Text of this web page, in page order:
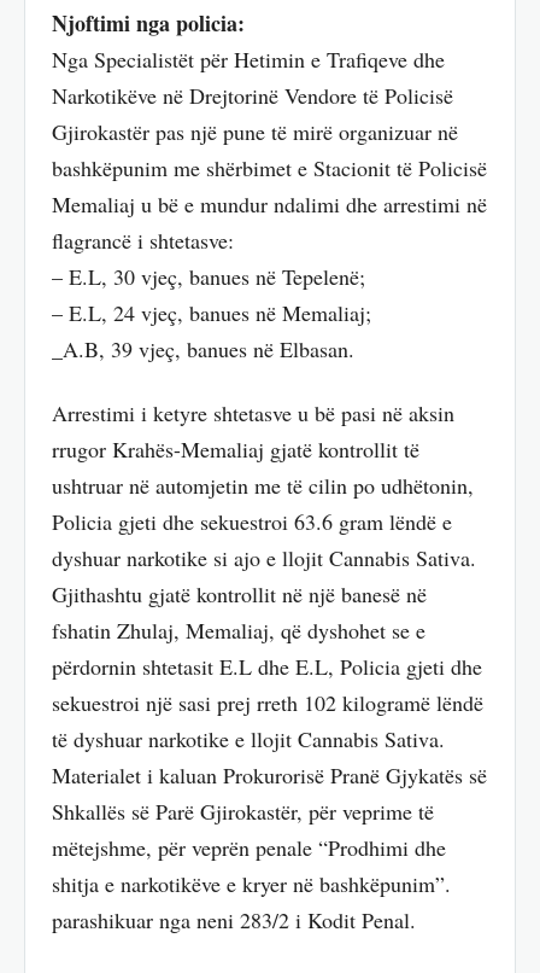
Njoftimi nga policia:
Nga Specialistët për Hetimin e Trafiqeve dhe
Narkotikëve në Drejtorinë Vendore të Policisë
Gjirokastër pas një pune të mirë organizuar në
bashkëpunim me shërbimet e Stacionit të Policisë
Memaliaj u bë e mundur ndalimi dhe arrestimi në
flagrancë i shtetasve:
– E.L, 30 vjeç, banues në Tepelenë;
– E.L, 24 vjeç, banues në Memaliaj;
_A.B, 39 vjeç, banues në Elbasan.
Arrestimi i ketyre shtetasve u bë pasi në aksin
rrugor Krahës-Memaliaj gjatë kontrollit të
ushtruar në automjetin me të cilin po udhëtonin,
Policia gjeti dhe sekuestroi 63.6 gram lëndë e
dyshuar narkotike si ajo e llojit Cannabis Sativa.
Gjithashtu gjatë kontrollit në një banesë në
fshatin Zhulaj, Memaliaj, që dyshohet se e
përdornin shtetasit E.L dhe E.L, Policia gjeti dhe
sekuestroi një sasi prej rreth 102 kilogramë lëndë
të dyshuar narkotike e llojit Cannabis Sativa.
Materialet i kaluan Prokurorisë Pranë Gjykatës së
Shkallës së Parë Gjirokastër, për veprime të
mëtejshme, për veprën penale “Prodhimi dhe
shitja e narkotikëve e kryer në bashkëpunim”.
parashikuar nga neni 283/2 i Kodit Penal.